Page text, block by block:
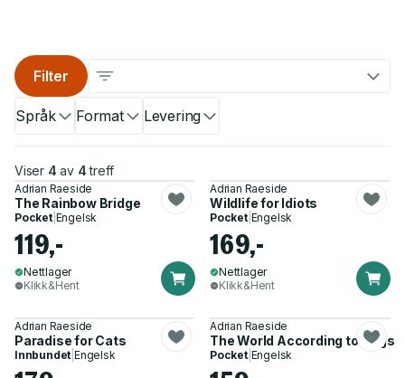
Språk Format Levering
Filter
Viser 4 av 4 treff
Adrian Raeside
The Rainbow Bridge
Pocket| Engelsk
119,-
Nettlager
Klikk&Hent
Adrian Raeside
Wildlife for Idiots
Pocket| Engelsk
169,-
Nettlager
Klikk&Hent
Adrian Raeside
Paradise for Cats
Innbundet |Engelsk
Adrian Raeside
The World According to Dogs
Pocket| Engelsk